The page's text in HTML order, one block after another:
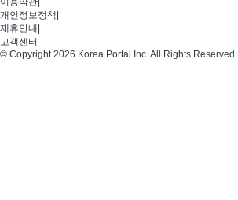
개인정보정책
제휴안내
고객센터
© Copyright 2026 Korea Portal Inc. All Rights Reserved.